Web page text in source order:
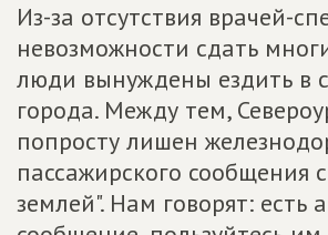
Из-за отсутствия врачей-
невозможности сдать
люди вынуждены ездить в
города. Между тем,
попросту лишен
пассажирского сообщения
землей". Нам говорят: есть